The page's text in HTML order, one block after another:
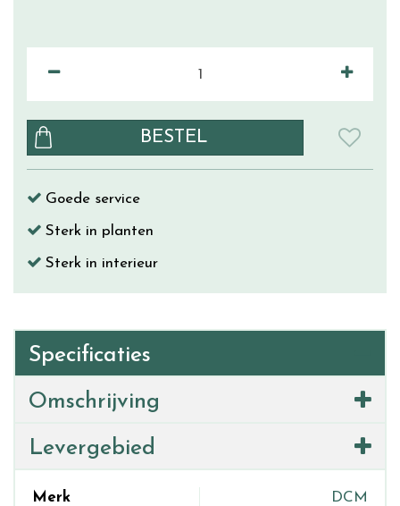
Goede service
Sterk in planten
Sterk in interieur
Specificaties
Omschrijving
Levergebied
Merk DCM